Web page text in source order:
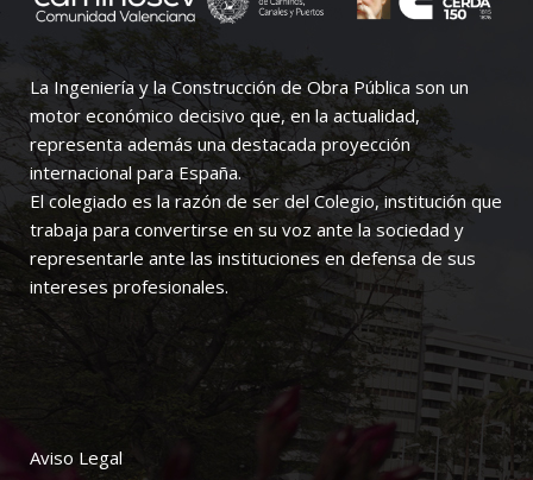
La Ingeniería y la Construcción de Obra Pública son un
motor económico decisivo que, en la actualidad,
representa además una destacada proyección
internacional para España.
El colegiado es la razón de ser del Colegio, institución que
trabaja para convertirse en su voz ante la sociedad y
representarle ante las instituciones en defensa de sus
intereses profesionales.
Aviso Legal